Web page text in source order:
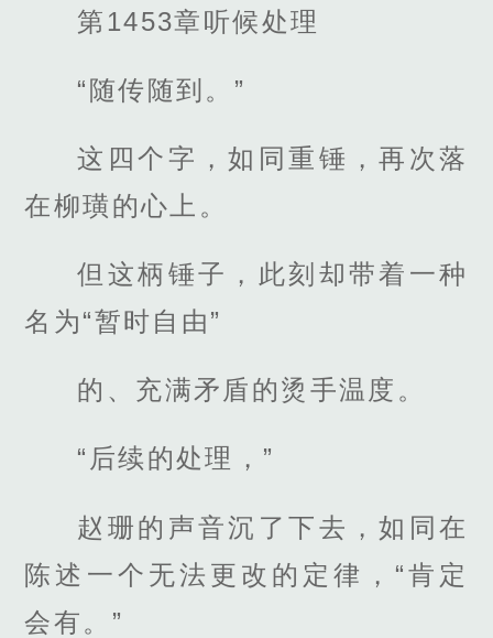
第1453章听候处理
“随传随到。”
这四个字，如同重锤，再次落
在柳璜的心上。
但这柄锤子，此刻却带着一种
名为“暂时自由”
的、充满矛盾的烫手温度。
“后续的处理，”
赵珊的声音沉了下去，如同在
陈述一个无法更改的定律，“肯定
会有。”